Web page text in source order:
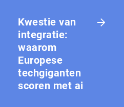
Kwestie van
integratie:
waarom
Europese
techgiganten
scoren met ai